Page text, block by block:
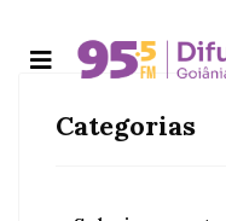
Categorias